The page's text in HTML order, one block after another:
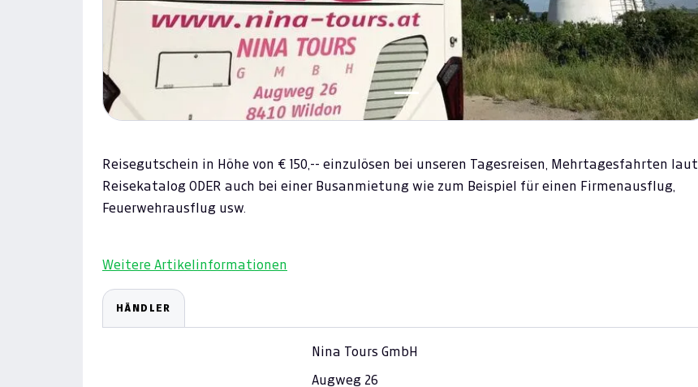
Reisegutschein in Höhe von € 150,-- einzulösen bei unseren Tagesreisen, Mehrtagesfahrten laut
Reisekatalog ODER auch bei einer Busanmietung wie zum Beispiel für einen Firmenausflug,
Feuerwehrausflug usw.
Weitere Artikelinformationen
HÄNDLER
Nina Tours GmbH
Augweg 26